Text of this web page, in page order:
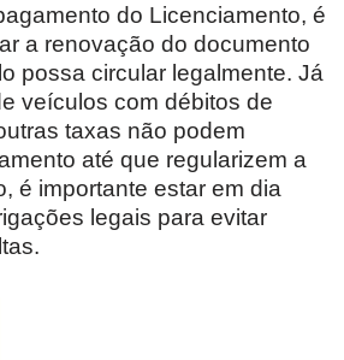
do Licenciamento, é
a renovação do documento
possa circular legalmente. Já
veículos com débitos de
taxas não podem
até que regularizem a
é importante estar em dia
legais para evitar